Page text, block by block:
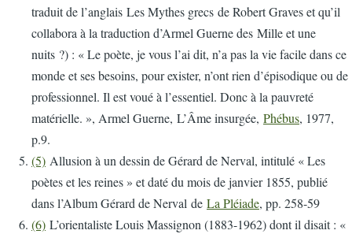
traduit de l’anglais Les Mythes grecs de Robert Graves et qu’il
collabora à la traduction d’Armel Guerne des Mille et une
nuits ?) : « Le poète, je vous l’ai dit, n’a pas la vie facile dans ce
monde et ses besoins, pour exister, n’ont rien d’épisodique ou de
professionnel. Il est voué à l’essentiel. Donc à la pauvreté
matérielle. », Armel Guerne, L’Âme insurgée, Phébus, 1977,
p.9.
(5) Allusion à un dessin de Gérard de Nerval, intitulé « Les
poètes et les reines » et daté du mois de janvier 1855, publié
dans l’Album Gérard de Nerval de La Pléiade, pp. 258-59
(6) L’orientaliste Louis Massignon (1883-1962) dont il disait : «